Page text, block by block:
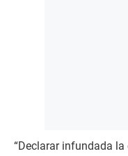
“Declarar infundada